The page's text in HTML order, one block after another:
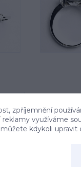
zirkony a šedou
zpříjemnění
využíváme
můžete kdykoli upravit